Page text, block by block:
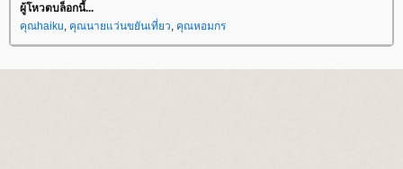
ผู้โหวตบล็อกนี้...
คุณhaiku คุณนายแว่นขยันเที่ยว คุณหอมกร